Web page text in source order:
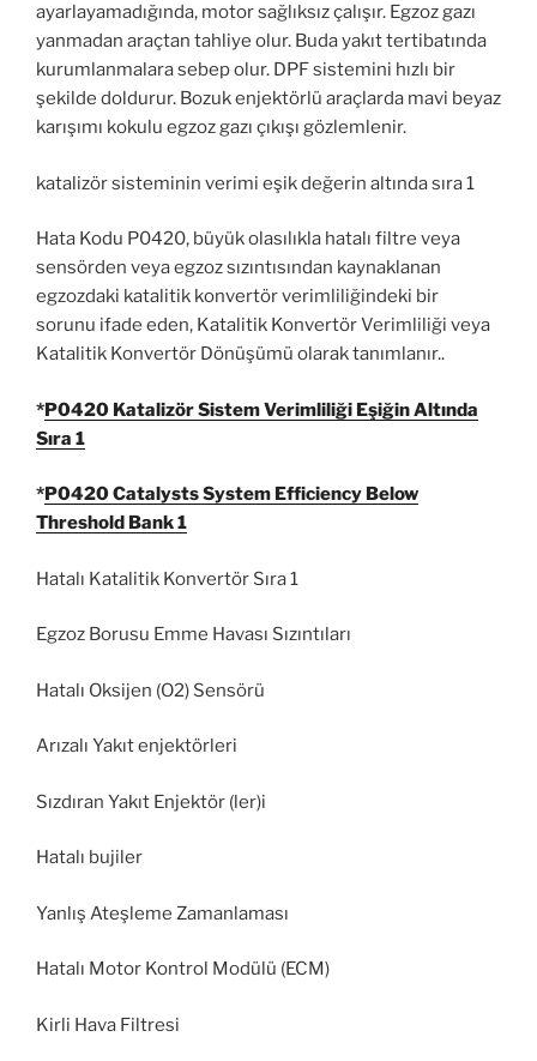
ayarlayamadığında, motor sağlıksız çalışır. Egzoz gazı
yanmadan araçtan tahliye olur. Buda yakıt tertibatında
kurumlanmalara sebep olur. DPF sistemini hızlı bir
şekilde doldurur. Bozuk enjektörlü araçlarda mavi beyaz
karışımı kokulu egzoz gazı çıkışı gözlemlenir.
katalizör sisteminin verimi eşik değerin altında sıra 1
Hata Kodu P0420, büyük olasılıkla hatalı filtre veya
sensörden veya egzoz sızıntısından kaynaklanan
egzozdaki katalitik konvertör verimliliğindeki bir
sorunu ifade eden, Katalitik Konvertör Verimliliği veya
Katalitik Konvertör Dönüşümü olarak tanımlanır..
*P0420 Katalizör Sistem Verimliliği Eşiğin Altında
Sıra 1
*P0420 Catalysts System Efficiency Below
Threshold Bank 1
Hatalı Katalitik Konvertör Sıra 1
Egzoz Borusu Emme Havası Sızıntıları
Hatalı Oksijen (O2) Sensörü
Arızalı Yakıt enjektörleri
Sızdıran Yakıt Enjektör (ler)i
Hatalı bujiler
Yanlış Ateşleme Zamanlaması
Hatalı Motor Kontrol Modülü (ECM)
Kirli Hava Filtresi